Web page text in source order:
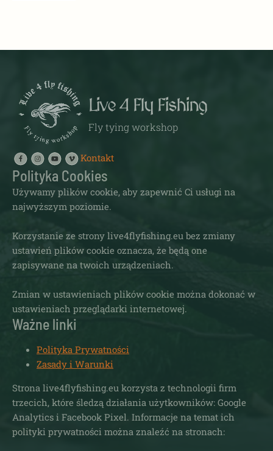
Live 4 Fly Fishing
Fly tying workshop
Kontakt
Polityka Cookies
Używamy plików cookie, aby zapewnić Ci usługi na
najwyższym poziomie.
Korzystanie ze strony live4flyfishing.eu bez zmiany
ustawień plików cookie oznacza, że będą one
zapisywane na twoich urządzeniach.
Zmian w ustawieniach plików cookie można dokonać w
ustawieniach przeglądarki internetowej.
Ważne linki
Polityka Prywatności
Zasady i Warunki
Strona live4flyfishing.eu korzysta z technologii firm
trzecich, które śledzą działania użytkowników: Google
Analytics i Facebook Pixel. Informacje na temat ich
polityki prywatności można znaleźć na stronach: